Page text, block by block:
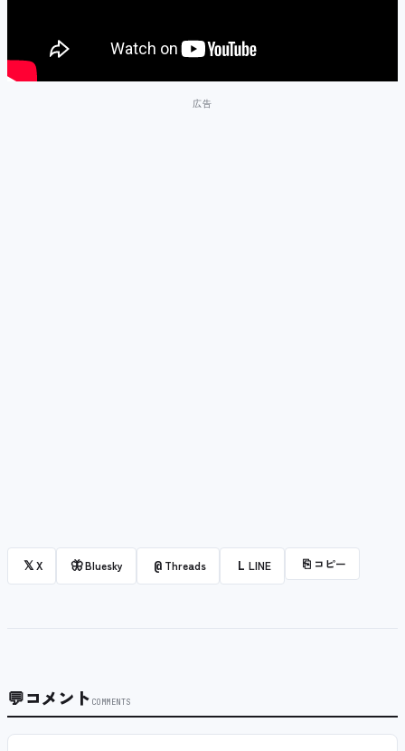
𝕏X 🦋Bluesky @ Threads L LINE ⎘ コピー
💬コメント COMMENTS